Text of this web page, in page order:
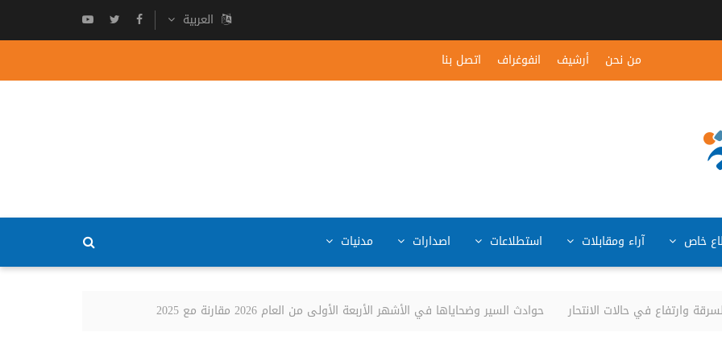
العربية
من نحن
أرشيف انفوغراف اتصل بنا
خاص آراء ومقابلات استطلاعات اصدارات مدنيات
حوادث السير وضحاياها في الأشهر الأربعة الأولى من العام 2026 مقارنة مع 2025 وارتفاع في حالات الانتحار